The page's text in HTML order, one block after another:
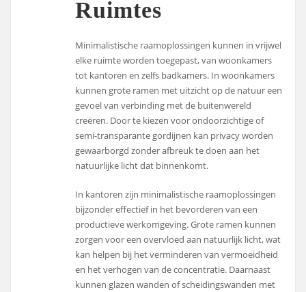
Ruimtes
Minimalistische raamoplossingen kunnen in vrijwel
elke ruimte worden toegepast, van woonkamers
tot kantoren en zelfs badkamers. In woonkamers
kunnen grote ramen met uitzicht op de natuur een
gevoel van verbinding met de buitenwereld
creëren. Door te kiezen voor ondoorzichtige of
semi-transparante gordijnen kan privacy worden
gewaarborgd zonder afbreuk te doen aan het
natuurlijke licht dat binnenkomt.
In kantoren zijn minimalistische raamoplossingen
bijzonder effectief in het bevorderen van een
productieve werkomgeving. Grote ramen kunnen
zorgen voor een overvloed aan natuurlijk licht, wat
kan helpen bij het verminderen van vermoeidheid
en het verhogen van de concentratie. Daarnaast
kunnen glazen wanden of scheidingswanden met